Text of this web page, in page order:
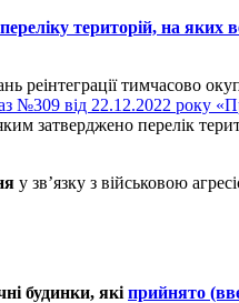
територій, на яких
реінтеграції
№309 від 22.12.2022 року
затверджено перелік
у зв’язку з військовою
будинки, які прийнято